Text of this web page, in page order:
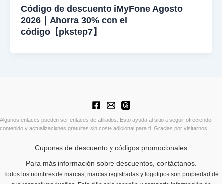
Código de descuento iMyFone Agosto
2026｜Ahorra 30% con el
código【pkstep7】
Algunos enlaces pueden ser enlaces de afiliados. Esto ayuda al sitio a seguir ofreciendo
contenido y actualizaciones gratuitas sin coste adicional para ti. Gracias por visitarnos
Cupones de descuento y códigos promocionales
Para más información sobre descuentos, contáctanos.
Todos los nombres de marcas, marcas registradas y logotipos son propiedad de